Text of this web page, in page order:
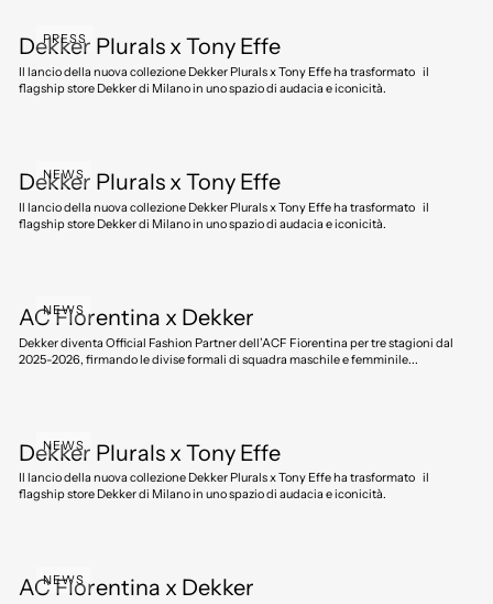
PRESS
Dekker Plurals x Tony Effe
Il lancio della nuova collezione Dekker Plurals x Tony Effe ha trasformato il
flagship store Dekker di Milano in uno spazio di audacia e iconicità.
NEWS
Dekker Plurals x Tony Effe
Il lancio della nuova collezione Dekker Plurals x Tony Effe ha trasformato il
flagship store Dekker di Milano in uno spazio di audacia e iconicità.
NEWS
AC Fiorentina x Dekker
Dekker diventa Official Fashion Partner dell’ACF Fiorentina per tre stagioni dal
2025-2026, firmando le divise formali di squadra maschile e femminile...
NEWS
Dekker Plurals x Tony Effe
Il lancio della nuova collezione Dekker Plurals x Tony Effe ha trasformato il
flagship store Dekker di Milano in uno spazio di audacia e iconicità.
NEWS
AC Fiorentina x Dekker